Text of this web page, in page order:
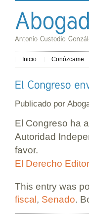
Inicio Conózcame
Publicado por
El Congreso ha
Autoridad
favor.
El Derecho
This entry was
fiscal , Senado.